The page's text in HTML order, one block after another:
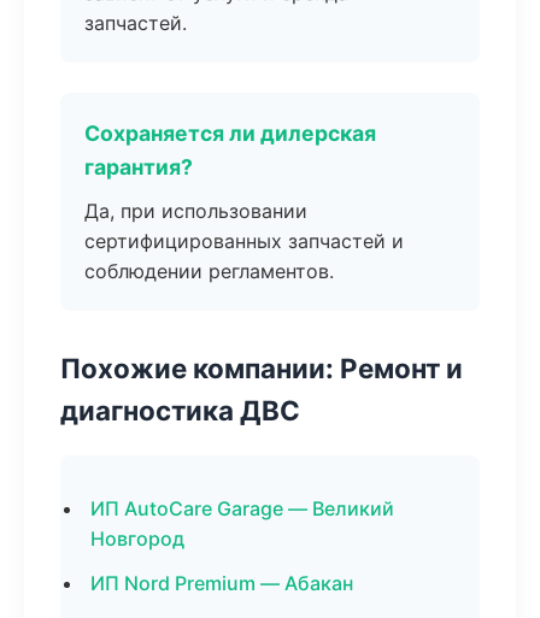
запчастей.
Сохраняется ли дилерская
гарантия?
Да, при использовании
сертифицированных запчастей и
соблюдении регламентов.
Похожие компании: Ремонт и
диагностика ДВС
ИП AutoCare Garage — Великий
Новгород
ИП Nord Premium — Абакан